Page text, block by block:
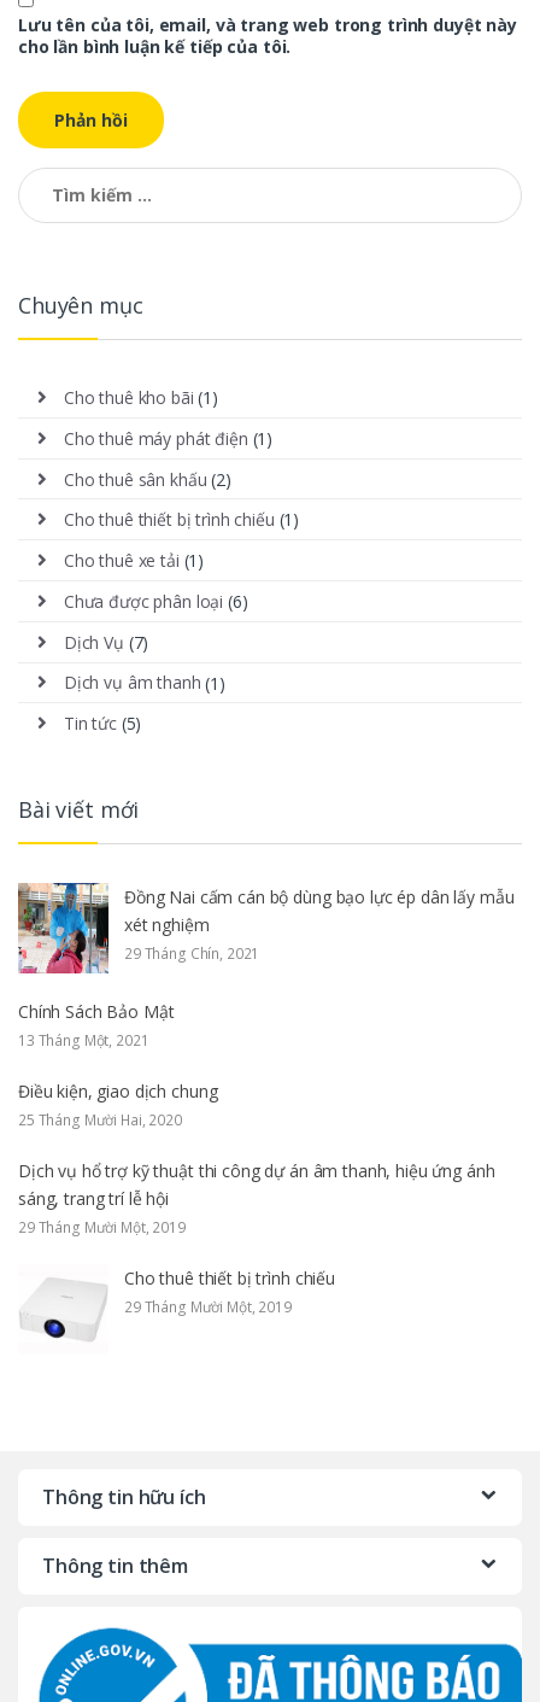
Lưu tên của tôi, email, và trang web trong trình duyệt này
cho lần bình luận kế tiếp của tôi.
Tìm kiếm cho:
Chuyên mục
Cho thuê kho bãi (1)
Cho thuê máy phát điện (1)
Cho thuê sân khấu (2)
Cho thuê thiết bị trình chiếu (1)
Cho thuê xe tải (1)
Chưa được phân loại (6)
Dịch Vụ (7)
Dịch vụ âm thanh (1)
Tin tức(5)
Bài viết mới
Đồng Nai cấm cán bộ dùng bạo lực ép dân lấy mẫu
xét nghiệm
29 Tháng Chín, 2021
Chính Sách Bảo Mật
13 Tháng Một, 2021
Điều kiện, giao dịch chung
25 Tháng Mười Hai, 2020
Dịch vụ hổ trợ kỹ thuật thi công dự án âm thanh, hiệu ứng ánh
sáng, trang trí lễ hội
29 Tháng Mười Một, 2019
Cho thuê thiết bị trình chiếu
29 Tháng Mười Một, 2019
Thông tin hữu ích
Thông tin thêm